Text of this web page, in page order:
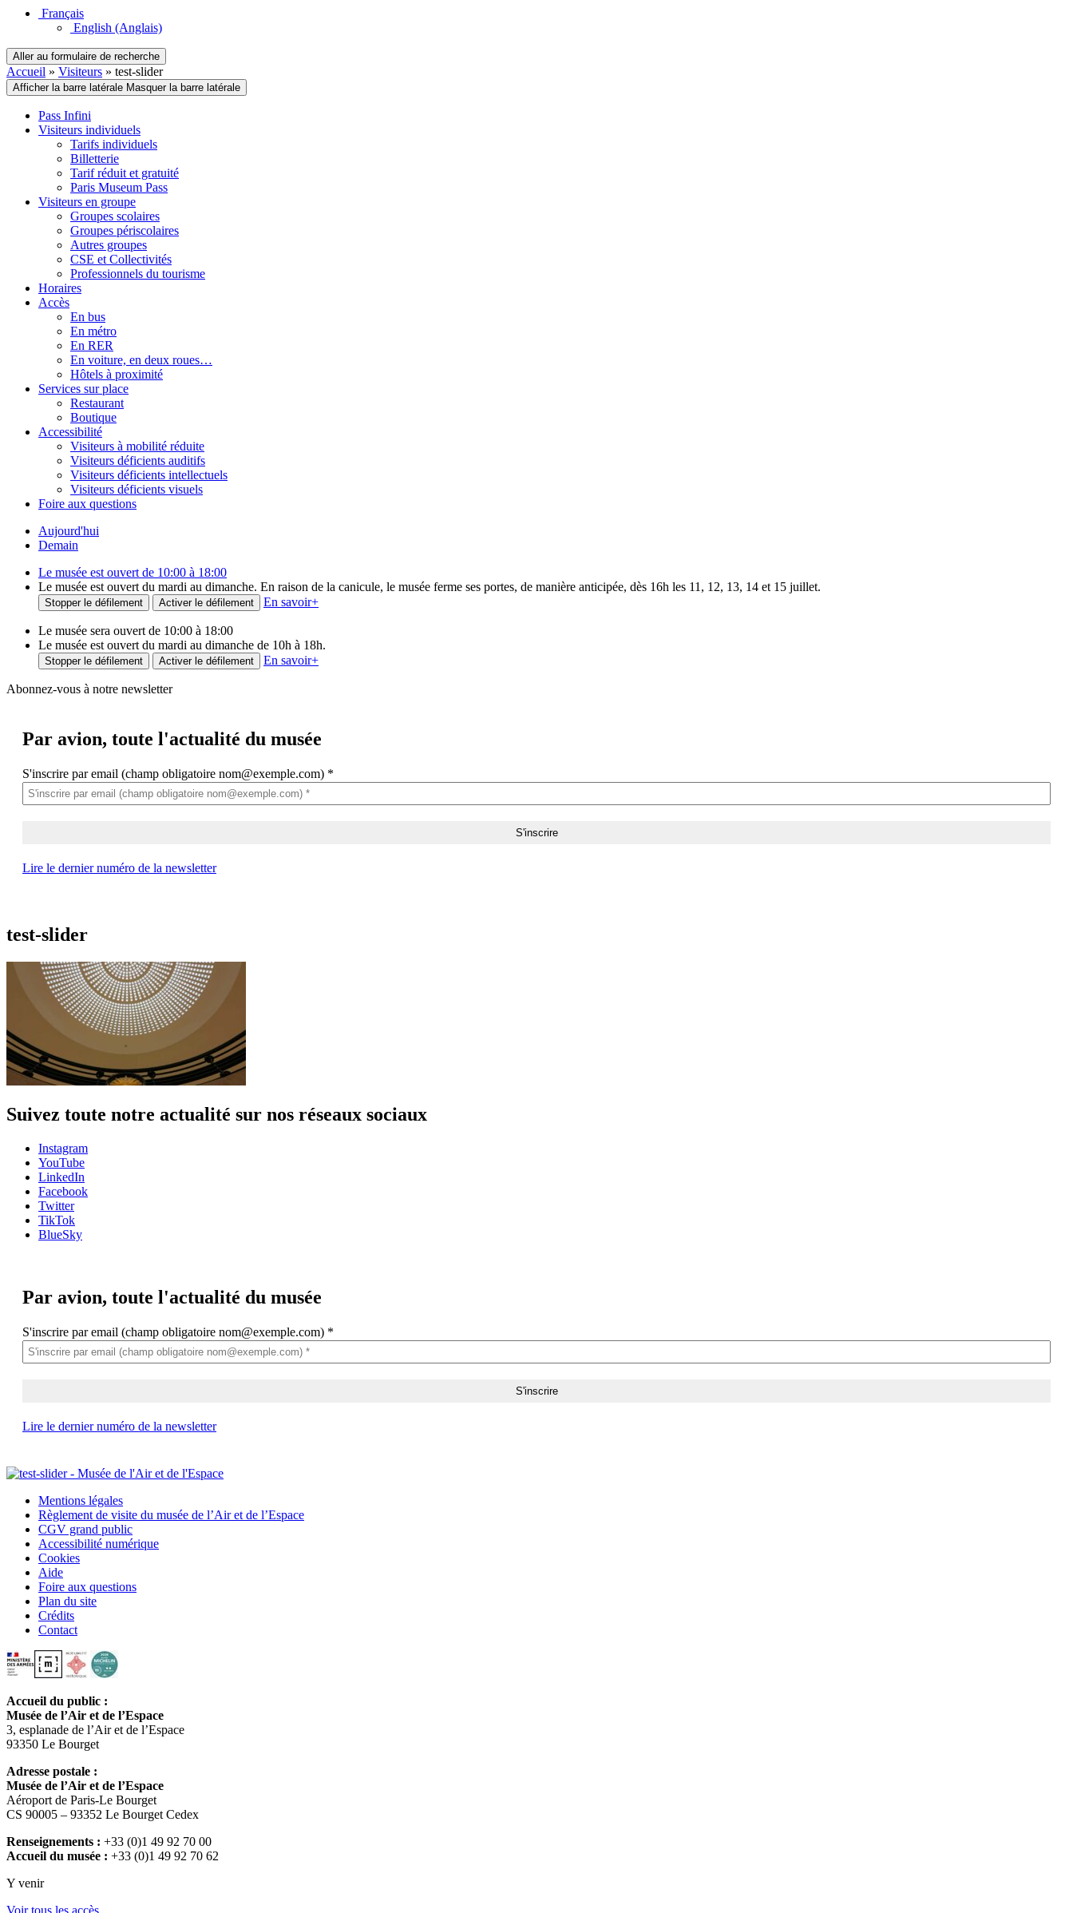
Français
English (Anglais)
Aller au formulaire de recherche
Accueil » Visiteurs » test-slider
Afficher la barre latérale Masquer la barre latérale
Pass Infini
Visiteurs individuels
Tarifs individuels
Billetterie
Tarif réduit et gratuité
Paris Museum Pass
Visiteurs en groupe
Groupes scolaires
Groupes périscolaires
Autres groupes
CSE et Collectivités
Professionnels du tourisme
Horaires
Accès
En bus
En métro
En RER
En voiture, en deux roues…
Hôtels à proximité
Services sur place
Restaurant
Boutique
Accessibilité
Visiteurs à mobilité réduite
Visiteurs déficients auditifs
Visiteurs déficients intellectuels
Visiteurs déficients visuels
Foire aux questions
Aujourd'hui
Demain
Le musée est ouvert de 10:00 à 18:00
Le musée est ouvert du mardi au dimanche. En raison de la canicule, le musée ferme ses portes, de manière anticipée, dès 16h les 11, 12, 13, 14 et 15 juillet.
Stopper le défilement Activer le défilement En savoir+
Le musée sera ouvert de 10:00 à 18:00
Le musée est ouvert du mardi au dimanche de 10h à 18h.
Stopper le défilement Activer le défilement En savoir+
Abonnez-vous à notre newsletter
Par avion, toute l'actualité du musée
S'inscrire par email (champ obligatoire nom@exemple.com) *
Lire le dernier numéro de la newsletter
test-slider
Suivez toute notre actualité sur nos réseaux sociaux
Instagram
YouTube
LinkedIn
Facebook
Twitter
TikTok
BlueSky
Par avion, toute l'actualité du musée
S'inscrire par email (champ obligatoire nom@exemple.com) *
Lire le dernier numéro de la newsletter
Mentions légales
Règlement de visite du musée de l’Air et de l’Espace
CGV grand public
Accessibilité numérique
Cookies
Aide
Foire aux questions
Plan du site
Crédits
Contact
Accueil du public :
Musée de l’Air et de l’Espace
3, esplanade de l’Air et de l’Espace
93350 Le Bourget
Adresse postale :
Musée de l’Air et de l’Espace
Aéroport de Paris-Le Bourget
CS 90005 – 93352 Le Bourget Cedex
Renseignements : +33 (0)1 49 92 70 00
Accueil du musée : +33 (0)1 49 92 70 62
Y venir